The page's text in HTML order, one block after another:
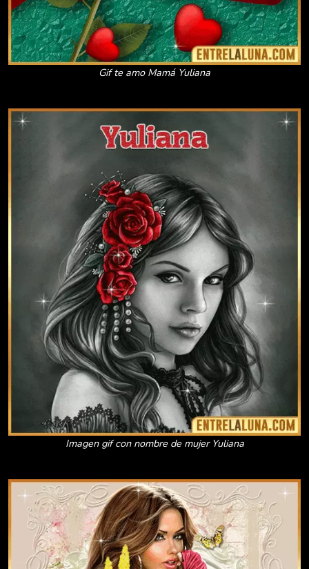
Gif te amo Mamá Yuliana
Imagen gif con nombre de mujer Yuliana